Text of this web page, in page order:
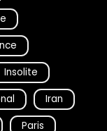
Insolite
Iran
Paris